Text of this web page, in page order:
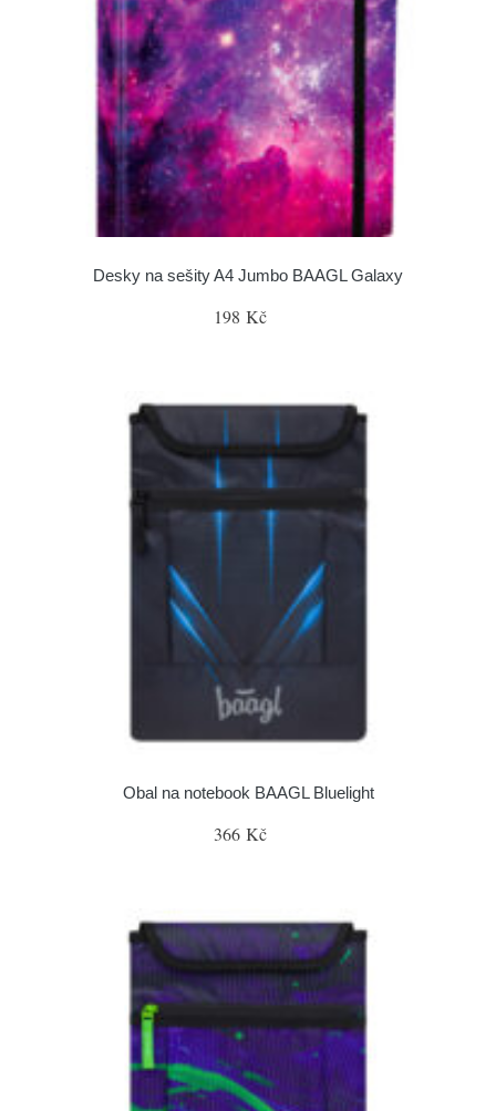
Desky na sešity A4 Jumbo BAAGL Galaxy
198 Kč
Obal na notebook BAAGL Bluelight
366 Kč